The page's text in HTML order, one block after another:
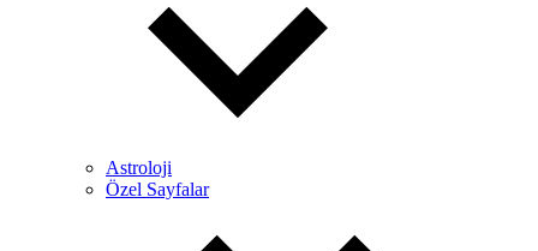
Astroloji
Özel Sayfalar